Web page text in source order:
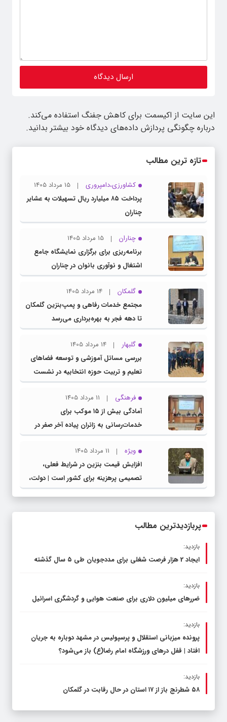
این سایت از اکیسمت برای کاهش جفنگ استفاده می‌کند.
درباره چگونگی پردازش داده‌های دیدگاه خود بیشتر بدانید.
تازه ترین مطالب
کشاورزی،دامپروری
15 مرداد 1405
پرداخت ۸۵ میلیارد ریال تسهیلات به عشایر
چناران
چناران
15 مرداد 1405
برنامه‌ریزی برای برگزاری نمایشگاه جامع
اشتغال و نوآوری بانوان در چناران
گلمکان
14 مرداد 1405
مجتمع خدمات رفاهی و پمپ‌بنزین گلمکان
تا دهه فجر به بهره‌برداری می‌رسد
گلبهار
14 مرداد 1405
بررسی مسائل آموزشی و توسعه فضاهای
تعلیم و تربیت حوزه انتخابیه در نشست
مشترک عضو کمیسیون آموزش مجلس با
مدیرکل آموزش و پرورش خراسان رضوی
فرهنگی
11 مرداد 1405
آمادگی بیش از ۱۵ موکب برای
خدمات‌رسانی به زائران پیاده آخر صفر در
شهرستان چناران
ویژه
11 مرداد 1405
افزایش قیمت بنزین در شرایط فعلی،
تصمیمی پرهزینه برای کشور است | دولت،
قاچاق سوخت و عوامل اصلی ناترازی را
پربازدیدترین مطالب
بازدید:
ایجاد 2 هزار فرصت شغلی برای مددجویان طی ۵ سال گذشته
بازدید:
ضررهای میلیون دلاری برای صنعت هوایی و گردشگری اسرائیل
بازدید:
پرونده میزبانی استقلال و پرسپولیس در مشهد دوباره به جریان
افتاد | قفل در‌های ورزشگاه امام رضا(ع) باز می‌شود؟
بازدید:
۵۸ شطرنج‌ باز از ۱۷ استان در حال رقابت در گلمکان